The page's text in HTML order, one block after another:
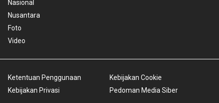
Nasional
Nusantara
Foto
Video
Ketentuan Penggunaan
Kebijakan Privasi
Kebijakan Cookie
Pedoman Media Siber